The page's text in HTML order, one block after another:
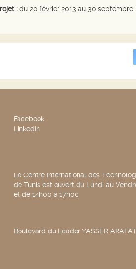
: du 20 février 2013 au 30 septembre
Facebook
LinkedIn
Le Centre International des
de Tunis est ouvert du Lundi au
et de 14h00 à 17h00
Boulevard du Leader YASSER ARAFAT